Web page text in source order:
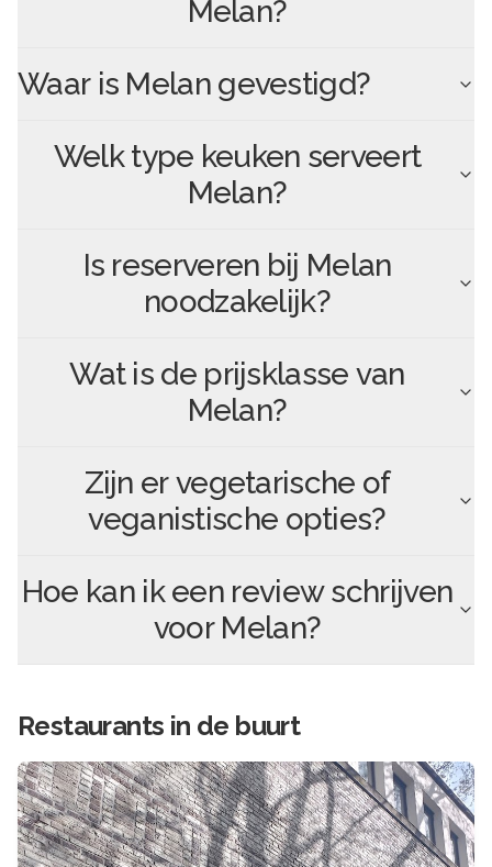
Melan?
Waar is Melangevestigd?
Welk type keuken serveert
Melan?
Is reserveren bij Melan
noodzakelijk?
Wat is de prijsklasse van
Melan?
Zijn er vegetarische of
veganistische opties?
Hoe kan ik een review schrijven
voor Melan?
Restaurants in de buurt